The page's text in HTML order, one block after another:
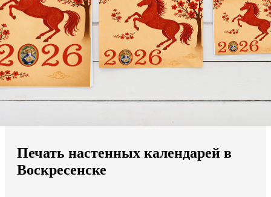
Мы доставляем по всему миру
Продолжить без города
Печать настенных календарей в
Воскресенске